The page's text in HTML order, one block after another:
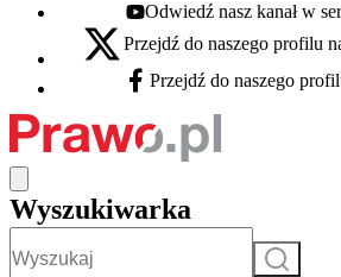
Youtube - otwiera się w nowej karcie
Odwiedź nasz kanał w
X - otwiera się w nowej karcie
Przejdź do naszego profilu
Facebook - otwiera się w nowej karcie
Przejdź do naszego
Wyszukiwarka
Szukaj